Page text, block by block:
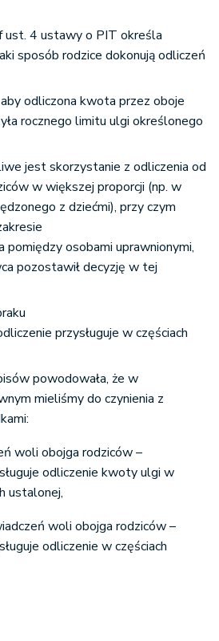
ust. 4 ustawy o PIT określa
sposób rodzice dokonują odliczeń
odliczona kwota przez oboje
rocznego limitu ulgi określonego
jest skorzystanie z odliczenia od
w większej proporcji (np. w
z dziećmi), przy czym
pomiędzy osobami uprawnionymi,
pozostawił decyzję w tej
przysługuje w częściach
powodowała, że w
mieliśmy do czynienia z
woli obojga rodziców –
odliczenie kwoty ulgi w
ustalonej,
woli obojga rodziców –
odliczenie w częściach